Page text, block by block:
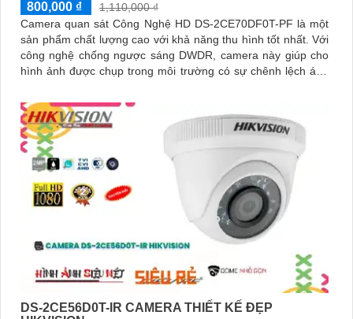
800,000 ₫
1,110,000 ₫
Camera quan sát Công Nghệ HD DS-2CE70DF0T-PF là một
sản phẩm chất lượng cao với khả năng thu hình tốt nhất. Với
công nghệ chống ngược sáng DWDR, camera này giúp cho
hình ảnh được chụp trong môi trường có sự chênh lệch ánh
DS-2CE56D0T-IR CAMERA THIẾT KẾ ĐẸP